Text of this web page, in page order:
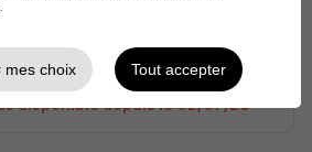
Temps partiel
disponible depuis le 02/07/26
mes choix Tout accepter